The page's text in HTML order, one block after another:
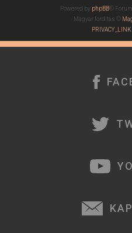
Powered by phpBB®
Magyar fordítás ©
PRIVACY_LINK